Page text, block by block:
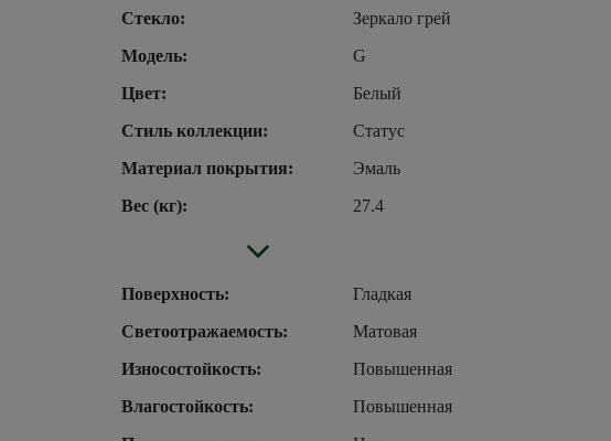
Стекло:
Зеркало грей
Модель:
G
Цвет:
Белый
Стиль коллекции:
Статус
Материал покрытия:
Эмаль
Вес (кг):
27.4
Поверхность:
Гладкая
Светоотражаемость:
Матовая
Износостойкость:
Повышенная
Влагостойкость:
Повышенная